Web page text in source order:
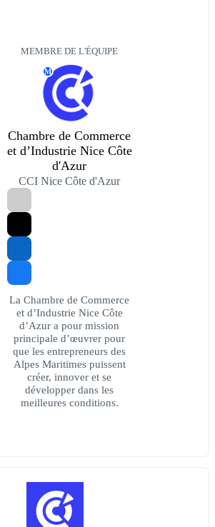
MEMBRE DE L'ÉQUIPE
M
Chambre de Commerce
et d’Industrie Nice Côte
d'Azur
CCI Nice Côte d'Azur
La Chambre de Commerce
et d’Industrie Nice Côte
d’Azur a pour mission
principale d’œuvrer pour
que les entrepreneurs des
Alpes Maritimes puissent
créer, innover et se
développer dans les
meilleures conditions.